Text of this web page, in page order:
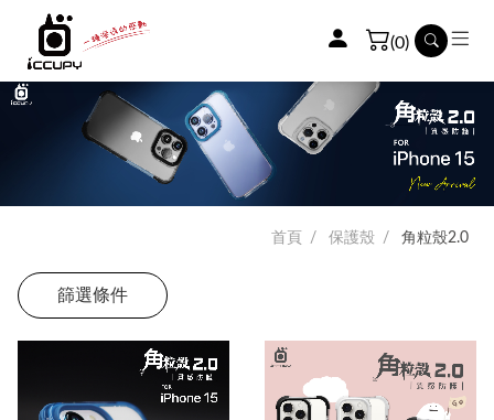
(0)
首頁 保護殼 角粒殼2.0
篩選條件